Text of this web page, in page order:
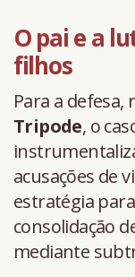
O pai e a
filhos
Para a
Tripode, o
acusações de
estratégia
consolidação
mediante